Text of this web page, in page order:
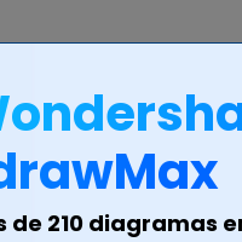
de 210 diagramas